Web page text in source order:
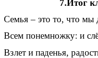
7.Итог
Семья – это то, что мы
Всем понемножку: и
Взлет и паденья,